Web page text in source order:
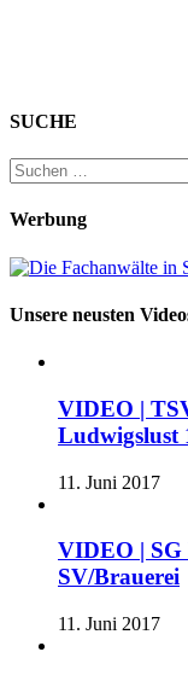
SUCHE
Suchen
nach:
Werbung
Unsere neusten
VIDEO |
Ludwigslust
11. Juni 2017
VIDEO | SG
SV/Brauerei
11. Juni 2017